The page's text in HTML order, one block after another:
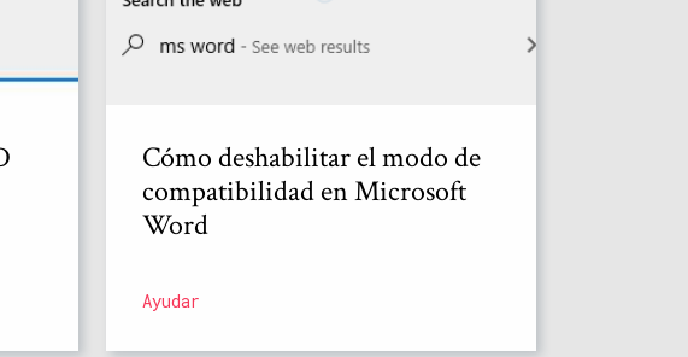
Cómo deshabilitar el modo de
compatibilidad en Microsoft
Word
Ayudar